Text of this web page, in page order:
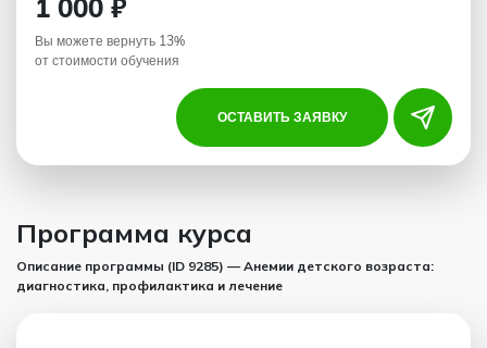
1 000 ₽
Вы можете вернуть 13%
от стоимости обучения
ОСТАВИТЬ ЗАЯВКУ
Программа курса
Описание программы (ID 9285) — Анемии детского возраста:
диагностика, профилактика и лечение